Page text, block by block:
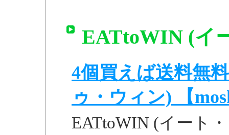
EATtoWIN (イ
4個買えば送料無
ゥ・ウィン) 【
EATtoWIN (イート